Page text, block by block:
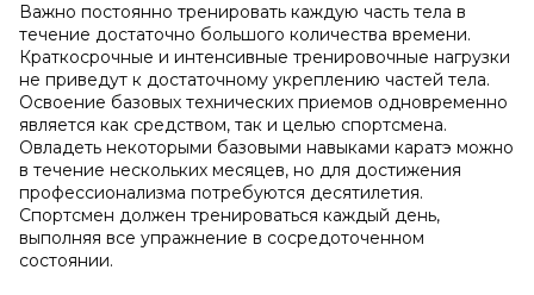
Важно постоянно тренировать каждую часть тела в
течение достаточно большого количества времени.
Краткосрочные и интенсивные тренировочные нагрузки
не приведут к достаточному укреплению частей тела.
Освоение базовых технических приемов одновременно
является как средством, так и целью спортсмена.
Овладеть некоторыми базовыми навыками каратэ можно
в течение нескольких месяцев, но для достижения
профессионализма потребуются десятилетия.
Спортсмен должен тренироваться каждый день,
выполняя все упражнение в сосредоточенном
состоянии.